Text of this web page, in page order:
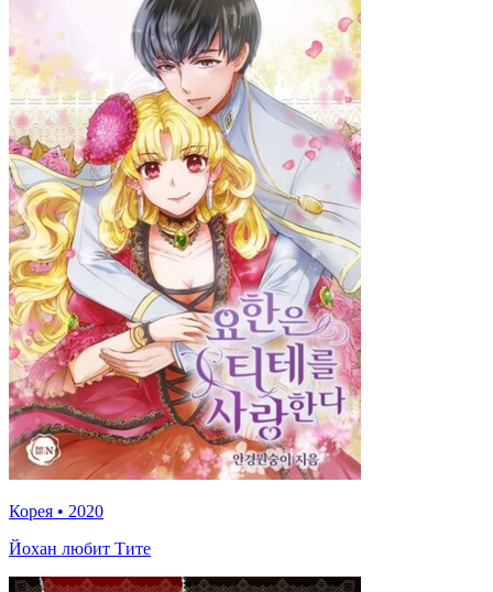
Корея • 2020
Йохан любит Тите